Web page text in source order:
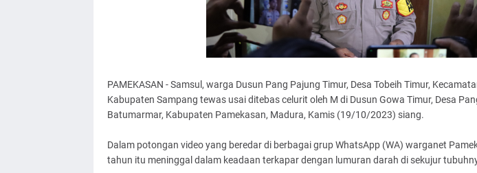
PAMEKASAN - Samsul, warga Dusun Pang Pajung Timur, Desa Tobeih Timur,
Kabupaten Sampang tewas usai ditebas celurit oleh M di Dusun Gowa Timur, Desa
Batumarmar, Kabupaten Pamekasan, Madura, Kamis (19/10/2023) siang.
Dalam potongan video yang beredar di berbagai grup WhatsApp (WA) warganet
tahun itu meninggal dalam keadaan terkapar dengan lumuran darah di sekujur